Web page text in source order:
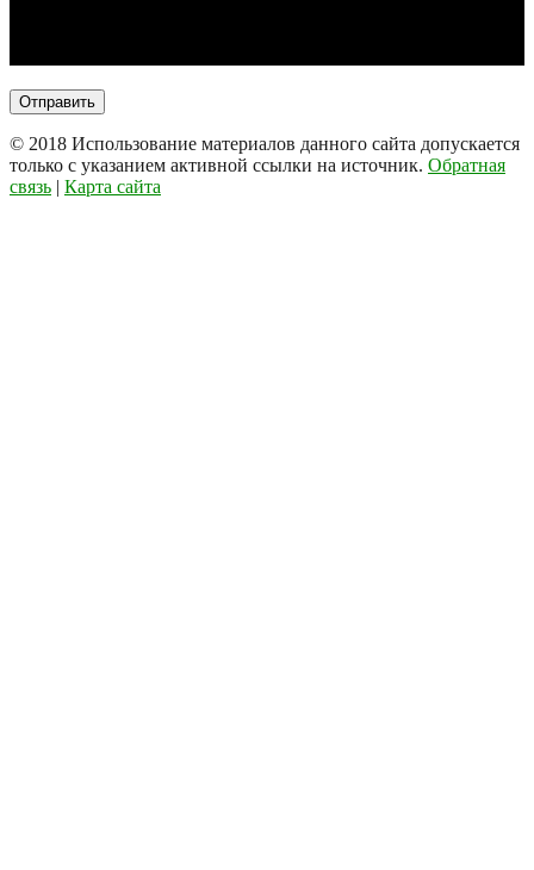
© 2018 Использование материалов данного сайта допускается
только с указанием активной ссылки на источник. Обратная
связь | Карта сайта